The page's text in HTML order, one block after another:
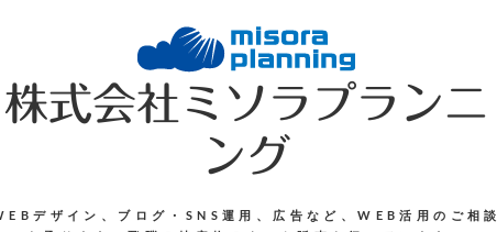
株式会社ミソラプランニ
ング
デザイン、ブログ・SNS運用、広告など、WEB活用のご相談